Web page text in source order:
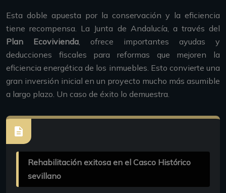
Esta doble apuesta por la conservación y la eficiencia
tiene recompensa. La Junta de Andalucía, a través del
Plan Ecovivienda, ofrece importantes ayudas y
deducciones fiscales para reformas que mejoren la
eficiencia energética de los inmuebles. Esto convierte una
gran inversión inicial en un proyecto mucho más asumible
a largo plazo. Un caso de éxito lo demuestra.
Rehabilitación exitosa en el Casco Histórico
sevillano